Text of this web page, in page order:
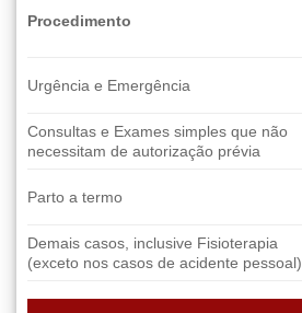
Procedimento
Urgência e Emergência
Consultas e Exames simples que não
necessitam de autorização prévia
Parto a termo
Demais casos, inclusive Fisioterapia
(exceto nos casos de acidente pessoal)